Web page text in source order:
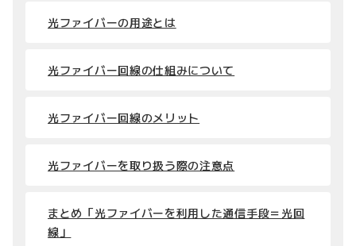
光ファイバーの用途とは
光ファイバー回線の仕組みについて
光ファイバー回線のメリット
光ファイバーを取り扱う際の注意点
まとめ「光ファイバーを利用した通信手段＝光回
線」